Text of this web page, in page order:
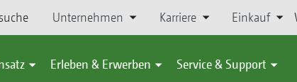
Unternehmen Karriere Einkauf
Erleben & Erwerben Service & Support